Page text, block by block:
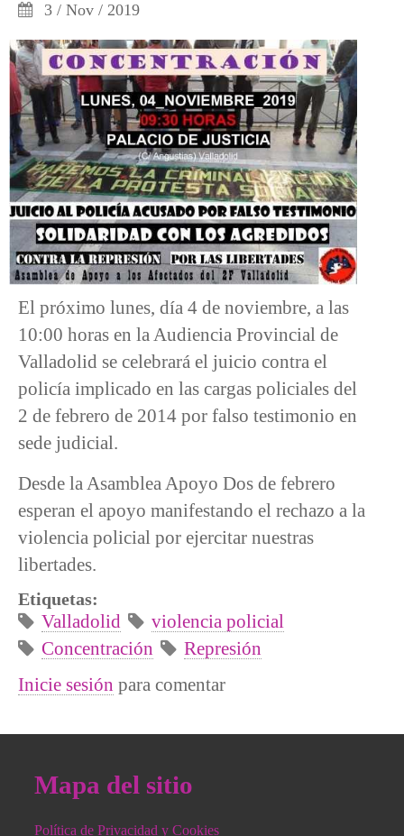
3 / Nov / 2019
El próximo lunes, día 4 de noviembre, a las
10:00 horas en la Audiencia Provincial de
Valladolid se celebrará el juicio contra el
policía implicado en las cargas policiales del
2 de febrero de 2014 por falso testimonio en
sede judicial.
Desde la Asamblea Apoyo Dos de febrero
esperan el apoyo manifestando el rechazo a la
violencia policial por ejercitar nuestras
libertades.
Etiquetas:
Valladolid
violencia policial
Concentración
Represión
Inicie sesión para comentar
Mapa del sitio
Política de Privacidad y Cookies